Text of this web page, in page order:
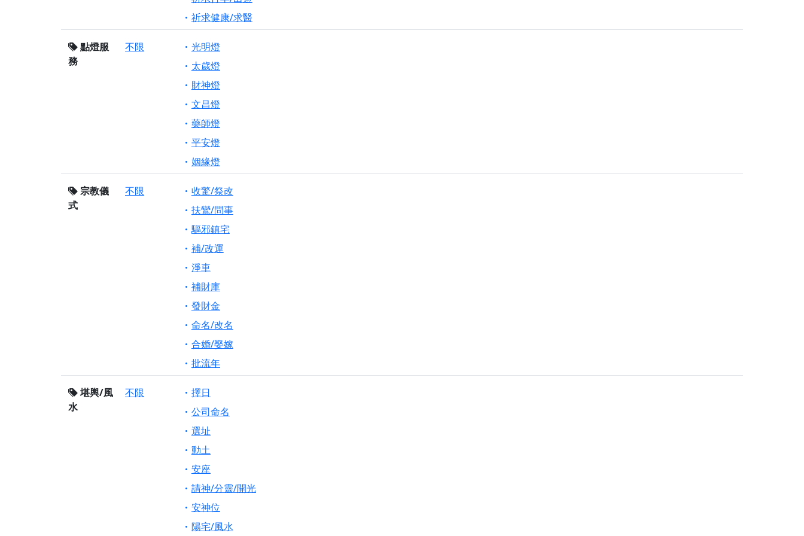
祈求健康/求醫
點燈服
務
不限
光明燈
太歲燈
財神燈
文昌燈
藥師燈
平安燈
姻緣燈
宗教儀
式
不限
收驚/祭改
扶鸞/問事
驅邪鎮宅
補/改運
淨車
補財庫
發財金
命名/改名
合婚/娶嫁
批流年
堪輿/風
水
不限
擇日
公司命名
選址
動土
安座
請神/分靈/開光
安神位
陽宅/風水